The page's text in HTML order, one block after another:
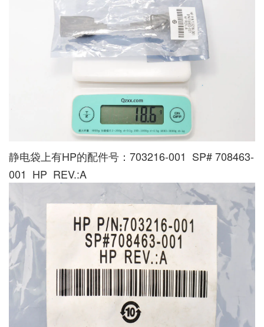
静电袋上有HP的配件号：703216-001 SP# 708463-
001 HP REV.:A